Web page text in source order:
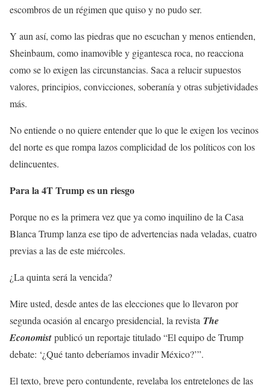
escombros de un régimen que quiso y no pudo ser.
Y aun así, como las piedras que no escuchan y menos entienden,
Sheinbaum, como inamovible y gigantesca roca, no reacciona
como se lo exigen las circunstancias. Saca a relucir supuestos
valores, principios, convicciones, soberanía y otras subjetividades
más.
No entiende o no quiere entender que lo que le exigen los vecinos
del norte es que rompa lazos complicidad de los políticos con los
delincuentes.
Para la 4T Trump es un riesgo
Porque no es la primera vez que ya como inquilino de la Casa
Blanca Trump lanza ese tipo de advertencias nada veladas, cuatro
previas a las de este miércoles.
¿La quinta será la vencida?
Mire usted, desde antes de las elecciones que lo llevaron por
segunda ocasión al encargo presidencial, la revista The
Economistpublicó un reportaje titulado “El equipo de Trump
debate: ‘¿Qué tanto deberíamos invadir México?’”.
El texto, breve pero contundente, revelaba los entretelones de las